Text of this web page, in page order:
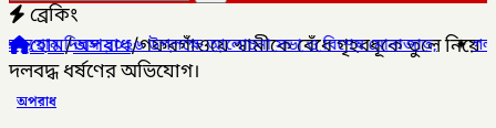
ব্রেকিং
আলোচনা সভা ও বিশেষ মোনাজাত,✦গলাচিপায় ১০ পিস ইয়াবাসহ
হোম/অপরাধ/গফরগাঁওয়ে স্বামীকে বেঁধে গৃহবধূকে তুলে নিয়ে
দলবদ্ধ ধর্ষণের অভিযোগ।
অপরাধ